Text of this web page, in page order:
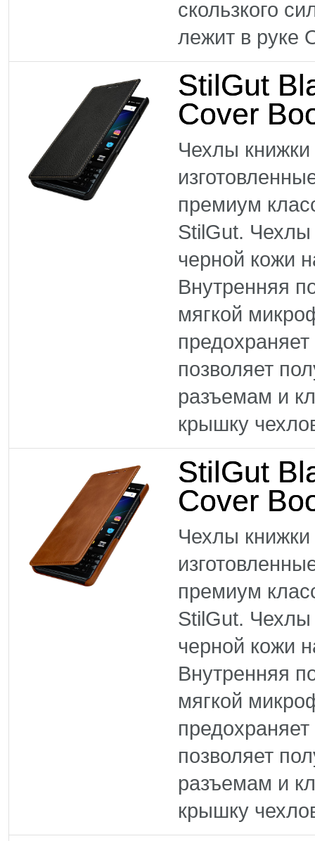
скользкого
лежит в руке
StilGut
Cover
Чехлы
премиум
StilGut. Чехлы
черной кожи
Внутренняя
мягкой
позволяет
разъемам и
крышку
StilGut
Cover
Чехлы
премиум
StilGut. Чехлы
черной кожи
Внутренняя
мягкой
позволяет
разъемам и
крышку